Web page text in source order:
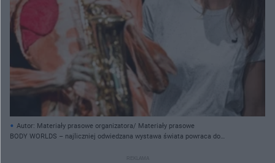
Autor: Materiały prasowe organizatora/ Materiały prasowe
BODY WORLDS – najliczniej odwiedzana wystawa świata powraca do